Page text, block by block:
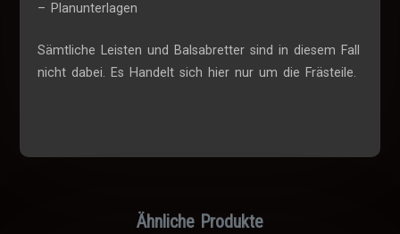
– Planunterlagen
Sämtliche Leisten und Balsabretter sind in diesem Fall
nicht dabei. Es Handelt sich hier nur um die Frästeile.
Ähnliche Produkte